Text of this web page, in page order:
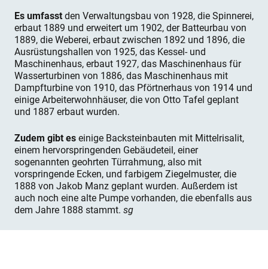
Es umfasstden Verwaltungsbau von 1928, die Spinnerei,
erbaut 1889 und erweitert um 1902, der ­Batteurbau von
1889, die ­Weberei, erbaut zwischen 1892 und 1896, die
Ausrüstungshallen von 1925, das Kessel- und
Maschinenhaus, erbaut 1927, das Maschinenhaus für
Wasserturbinen von 1886, das Maschinenhaus mit
Dampfturbine von 1910, das Pförtnerhaus von 1914 und
einige Arbeiterwohnhäuser, die von Otto Tafel geplant
und 1887 erbaut wurden.
Zudem gibt eseinige Backsteinbauten mit Mittelrisalit,
einem hervorspringenden Gebäudeteil, einer
sogenannten geohrten Türrahmung, also mit
vorspringende Ecken, und farbigem Ziegelmuster, die
1888 von Jakob Manz geplant wurden. Außerdem ist
auch noch eine alte Pumpe vorhanden, die ebenfalls aus
dem Jahre 1888 stammt. sg